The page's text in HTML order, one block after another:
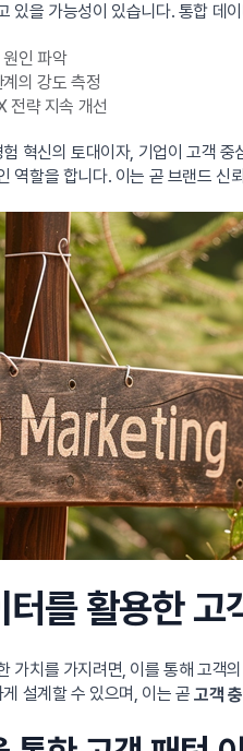
있을 가능성이 있습니다. 통합 데
인 파악
의 강도 측정
전략 지속 개선
혁신의 토대이자, 기업이 고객
역할을 합니다. 이는 곧 브랜드 신
터를 활용한
가치를 가지려면, 이를 통해 고객
설계할 수 있으며, 이는 곧 고객